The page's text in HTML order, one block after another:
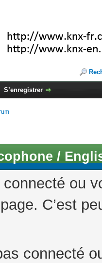
S’enregistrer
/
connecté ou
C’est
connecté